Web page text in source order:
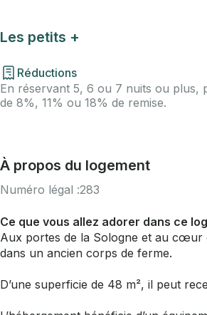
Les petits +
Réductions
En réservant 5, 6 ou 7 nuits ou plus,
de 8%, 11% ou 18% de remise.
À propos du logement
Numéro légal :283
Ce que vous allez adorer dans ce
Aux portes de la Sologne et au cœur
dans un ancien corps de ferme.
D’une superficie de 48 m², il peut